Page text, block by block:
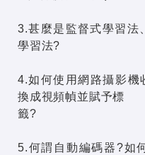
3.甚麼是監督式學習法
學習法?
4.如何使用網路攝影機
換成視頻幀並賦予標
籤?
5.何謂自動編碼器?如